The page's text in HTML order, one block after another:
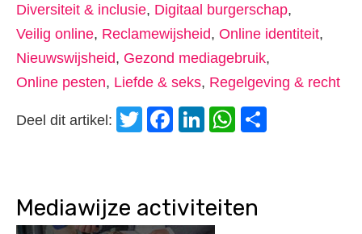
Diversiteit & inclusie, Digitaal burgerschap,
Veilig online, Reclamewijsheid, Online identiteit,
Nieuwswijsheid, Gezond mediagebruik,
Online pesten, Liefde & seks, Regelgeving & recht
Deel dit artikel: Twitter
Facebook
LinkedIn
WhatsApp
Mediawijze activiteiten